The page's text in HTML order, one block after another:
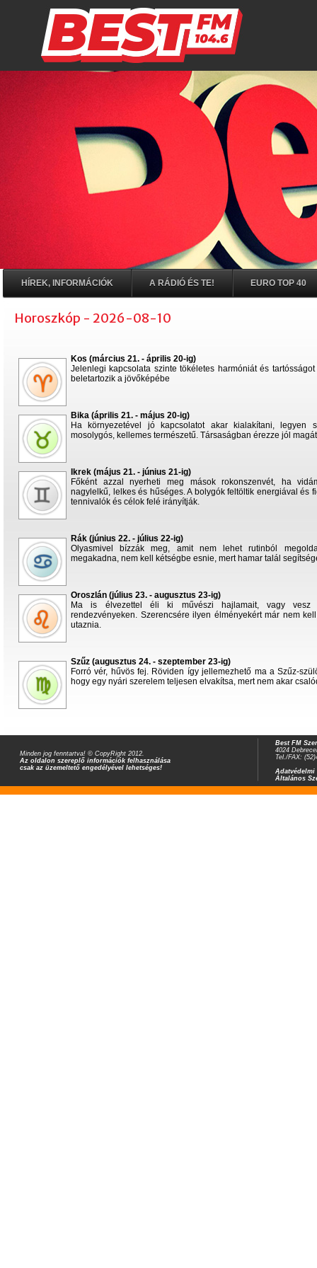
HÍREK, INFORMÁCIÓK A RÁDIÓ ÉS TE! EURO TOP 40
Horoszkóp - 2026-08-10
Kos (március 21. - április 20-ig)
Jelenlegi kapcsolata szinte tökéletes harmóniát és tartósságot
beletartozik a jövőképébe
Bika (április 21. - május 20-ig)
Ha környezetével jó kapcsolatot akar kialakítani, legyen
mosolygós, kellemes természetű. Társaságban érezze jól
Ikrek (május 21. - június 21-ig)
Főként azzal nyerheti meg mások rokonszenvét, ha
nagylelkű, lelkes és hűséges. A bolygók feltöltik energiával és
tennivalók és célok felé irányítják.
Rák (június 22. - július 22-ig)
Olyasmivel bízzák meg, amit nem lehet rutinból
megakadna, nem kell kétségbe esnie, mert hamar talál
Oroszlán (július 23. - augusztus 23-ig)
Ma is élvezettel éli ki művészi hajlamait, vagy vesz
rendezvényeken. Szerencsére ilyen élményekért már nem
utaznia.
Szűz (augusztus 24. - szeptember 23-ig)
Forró vér, hűvös fej. Röviden így jellemezhető ma a Szűz-
hogy egy nyári szerelem teljesen elvakítsa, mert nem akar
Minden jog fenntartva! © CopyRight 2012.
Az oldalon szereplő információk felhasználása
csak az üzemeltető engedélyével lehetséges!
Best FM
4024
Tel./FAX:
Adatvédelmi
Általános